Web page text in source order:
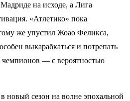
на исходе, а Лига
«Атлетико» пока
же упустил Жоао Феликса,
выкарабкаться и потрепать
— с вероятностью
новый сезон на волне эпохальной